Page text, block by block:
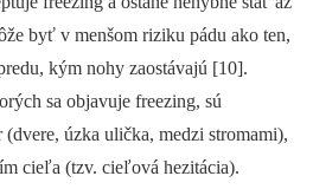
byť v menšom riziku pádu ako ten,
kým nohy zaostávajú [10].
sa objavuje freezing, sú
úzka ulička, medzi stromami),
cieľa (tzv. cieľová hezitácia).